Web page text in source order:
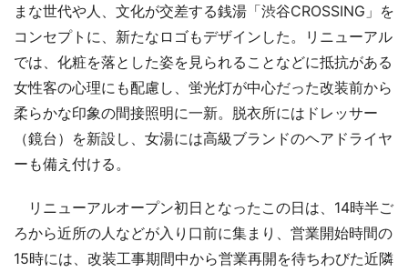
まな世代や人、文化が交差する銭湯「渋谷CROSSING」を
コンセプトに、新たなロゴもデザインした。リニューアル
では、化粧を落とした姿を見られることなどに抵抗がある
女性客の心理にも配慮し、蛍光灯が中心だった改装前から
柔らかな印象の間接照明に一新。脱衣所にはドレッサー
（鏡台）を新設し、女湯には高級ブランドのヘアドライヤ
ーも備え付ける。
リニューアルオープン初日となったこの日は、14時半ご
ろから近所の人などが入り口前に集まり、営業開始時間の
15時には、改装工事期間中から営業再開を待ちわびた近隣